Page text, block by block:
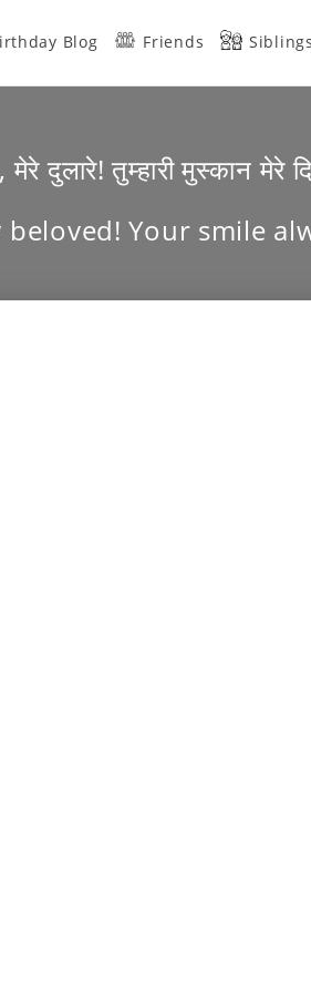
Blog Friends Siblings
मेरे दुलारे! तुम्हारी मुस्कान
Your smile